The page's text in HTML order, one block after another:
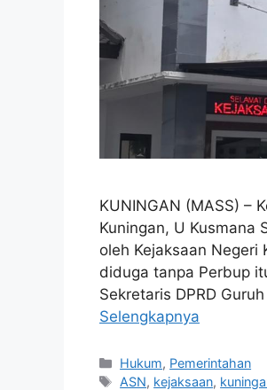
KUNINGAN (MASS) –
Kuningan, U Kusmana
oleh Kejaksaan Negeri
diduga tanpa Perbup
Sekretaris DPRD
Selengkapnya
Kategori
Hukum, Pemerintahan
Tag
ASN, kejaksaan,